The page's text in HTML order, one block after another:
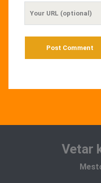
Vetar